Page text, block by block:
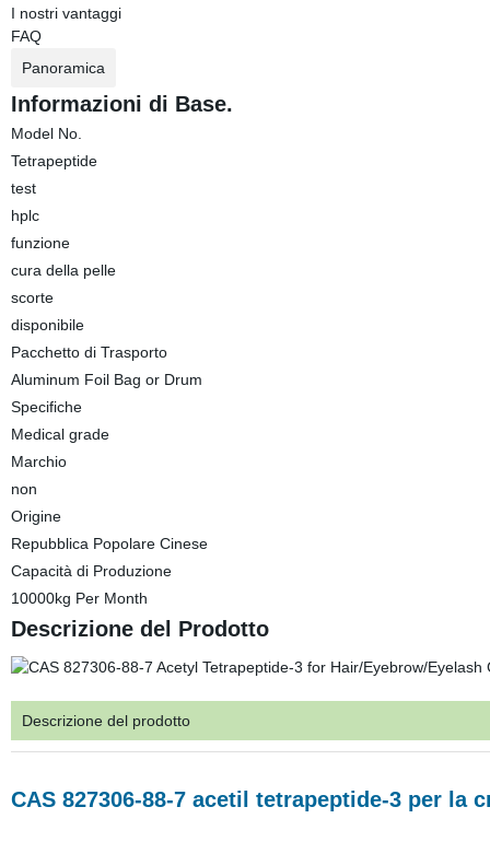
I nostri vantaggi
FAQ
Panoramica
Informazioni di Base.
Model No.
Tetrapeptide
test
hplc
funzione
cura della pelle
scorte
disponibile
Pacchetto di Trasporto
Aluminum Foil Bag or Drum
Specifiche
Medical grade
Marchio
non
Origine
Repubblica Popolare Cinese
Capacità di Produzione
10000kg Per Month
Descrizione del Prodotto
Descrizione del prodotto
CAS 827306-88-7 acetil tetrapeptide-3 per